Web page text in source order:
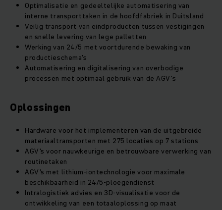
Optimalisatie en gedeeltelijke automatisering van
interne transporttaken in de hoofdfabriek in Duitsland
Veilig transport van eindproducten tussen vestigingen
en snelle levering van lege palletten
Werking van 24/5 met voortdurende bewaking van
productieschema's
Automatisering en digitalisering van overbodige
processen met optimaal gebruik van de AGV's
Oplossingen
Hardware voor het implementeren van de uitgebreide
materiaaltransporten met 275 locaties op 7 stations
AGV's voor nauwkeurige en betrouwbare verwerking van
routinetaken
AGV's met lithium-iontechnologie voor maximale
beschikbaarheid in 24/5-ploegendienst
Intralogistiek advies en 3D-visualisatie voor de
ontwikkeling van een totaaloplossing op maat